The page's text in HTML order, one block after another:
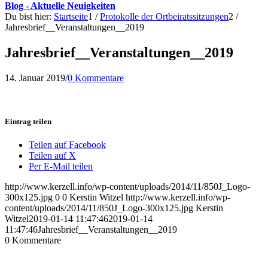
Blog - Aktuelle Neuigkeiten
Du bist hier: Startseite1 / Protokolle der Ortbeiratssitzungen2 /
Jahresbrief__Veranstaltungen__2019
Jahresbrief__Veranstaltungen__2019
14. Januar 2019/0 Kommentare
Eintrag teilen
Teilen auf Facebook
Teilen auf X
Per E-Mail teilen
http://www.kerzell.info/wp-content/uploads/2014/11/850J_Logo-
300x125.jpg 0 0 Kerstin Witzel http://www.kerzell.info/wp-
content/uploads/2014/11/850J_Logo-300x125.jpg Kerstin
Witzel2019-01-14 11:47:462019-01-14
11:47:46Jahresbrief__Veranstaltungen__2019
0 Kommentare